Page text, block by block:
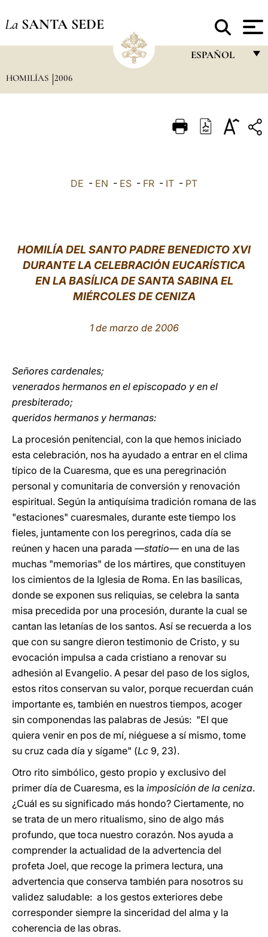
La SANTA SEDE
ESPAÑOL
ITALIANO
中文
LATINE
HOMILÍAS 2006
DE - EN - ES - FR - IT - PT
HOMILÍA DEL SANTO PADRE BENEDICTO XVI
DURANTE LA CELEBRACIÓN EUCARÍSTICA
EN LA BASÍLICA DE SANTA SABINA EL
MIÉRCOLES DE CENIZA
1 de marzo de 2006
Señores cardenales;
venerados hermanos en el episcopado y en el
presbiterado;
queridos hermanos y hermanas:
La procesión penitencial, con la que hemos iniciado
esta celebración, nos ha ayudado a entrar en el clima
típico de la Cuaresma, que es una peregrinación
personal y comunitaria de conversión y renovación
espiritual. Según la antiquísima tradición romana de las
"estaciones" cuaresmales, durante este tiempo los
fieles, juntamente con los peregrinos, cada día se
reúnen y hacen una parada —statio— en una de las
muchas "memorias" de los mártires, que constituyen
los cimientos de la Iglesia de Roma. En las basílicas,
donde se exponen sus reliquias, se celebra la santa
misa precedida por una procesión, durante la cual se
cantan las letanías de los santos. Así se recuerda a los
que con su sangre dieron testimonio de Cristo, y su
evocación impulsa a cada cristiano a renovar su
adhesión al Evangelio. A pesar del paso de los siglos,
estos ritos conservan su valor, porque recuerdan cuán
importante es, también en nuestros tiempos, acoger
sin componendas las palabras de Jesús: "El que
quiera venir en pos de mí, niéguese a sí mismo, tome
su cruz cada día y sígame" (Lc 9, 23).
Otro rito simbólico, gesto propio y exclusivo del
primer día de Cuaresma, es la imposición de la ceniza.
¿Cuál es su significado más hondo? Ciertamente, no
se trata de un mero ritualismo, sino de algo más
profundo, que toca nuestro corazón. Nos ayuda a
comprender la actualidad de la advertencia del
profeta Joel, que recoge la primera lectura, una
advertencia que conserva también para nosotros su
validez saludable: a los gestos exteriores debe
corresponder siempre la sinceridad del alma y la
coherencia de las obras.